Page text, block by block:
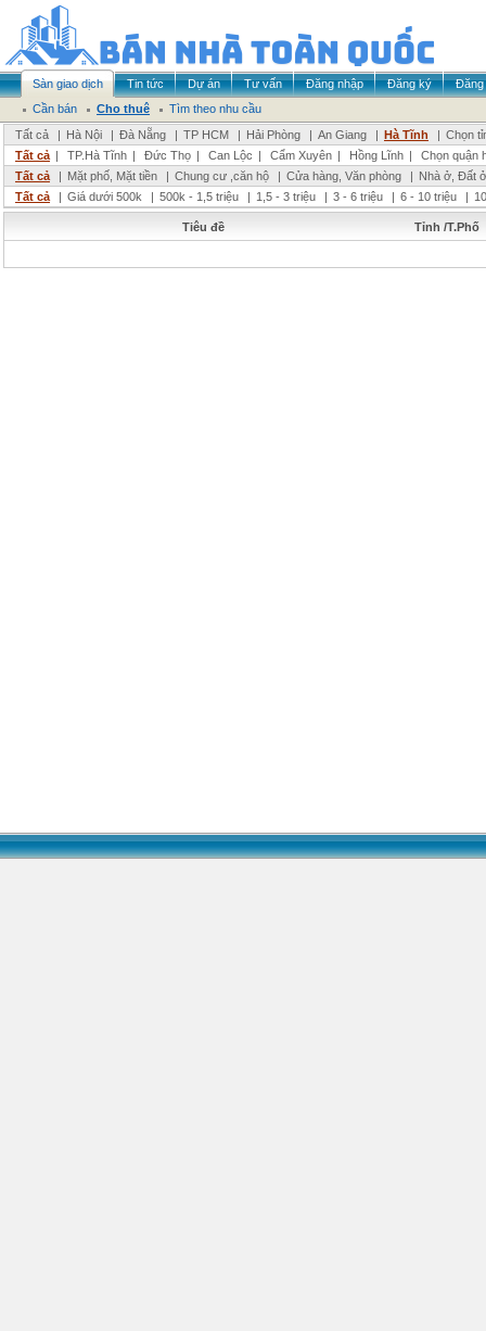
Sàn giao dịch Tin tức Dự án Tư vấn Đăng nhập Đăng ký
Đăng
Cần bán
Cho thuê
Tìm theo nhu cầu
Tất cả
| Hà Nội | Đà Nẵng | TP HCM | Hải Phòng | An Giang | Hà Tĩnh | Chọn
Tất cả | TP.Hà Tĩnh | Đức Thọ | Can Lộc | Cẩm Xuyên | Hồng Lĩnh |
Chọn quận
Tất cả
| Mặt phố, Mặt tiền | Chung cư ,căn hộ | Cửa hàng, Văn phòng | Nhà ở, Đất ở
Tất cả
| Giá dưới 500k | 500k - 1,5 triệu | 1,5 - 3 triệu | 3 - 6 triệu | 6 - 10 triệu |
Tiêu đề Tỉnh /T.Phố